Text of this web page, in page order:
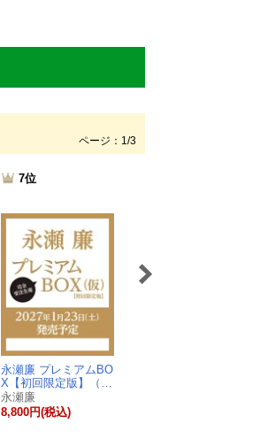
ページ：1/3
7位
永瀬廉 プレミアムBO
X【初回限定版】（…
永瀬廉
8,800円(税込)